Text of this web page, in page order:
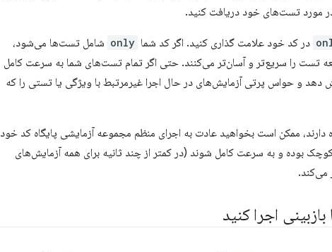
در مورد تست‌های خود دریافت کنید.
در کد خود علامت گذاری کنید. اگر کد شما only شامل تست‌ها می‌شود،
تست را سریع‌تر و آسان‌تر می‌کنند. حتی اگر تمام تست‌های شما به سرعت کامل
دهد و حواس پرتی آزمایش‌های در حال اجرا غیرمرتبط با ویژگی یا تستی را که
ممکن است بخواهید عادت به اجرای منظم مجموعه آزمایشی پایگاه کد خود
بوده و به سرعت کامل شوند (در کمتر از چند ثانیه برای همه آزمایش‌های
می‌کند.
اجرا کنید